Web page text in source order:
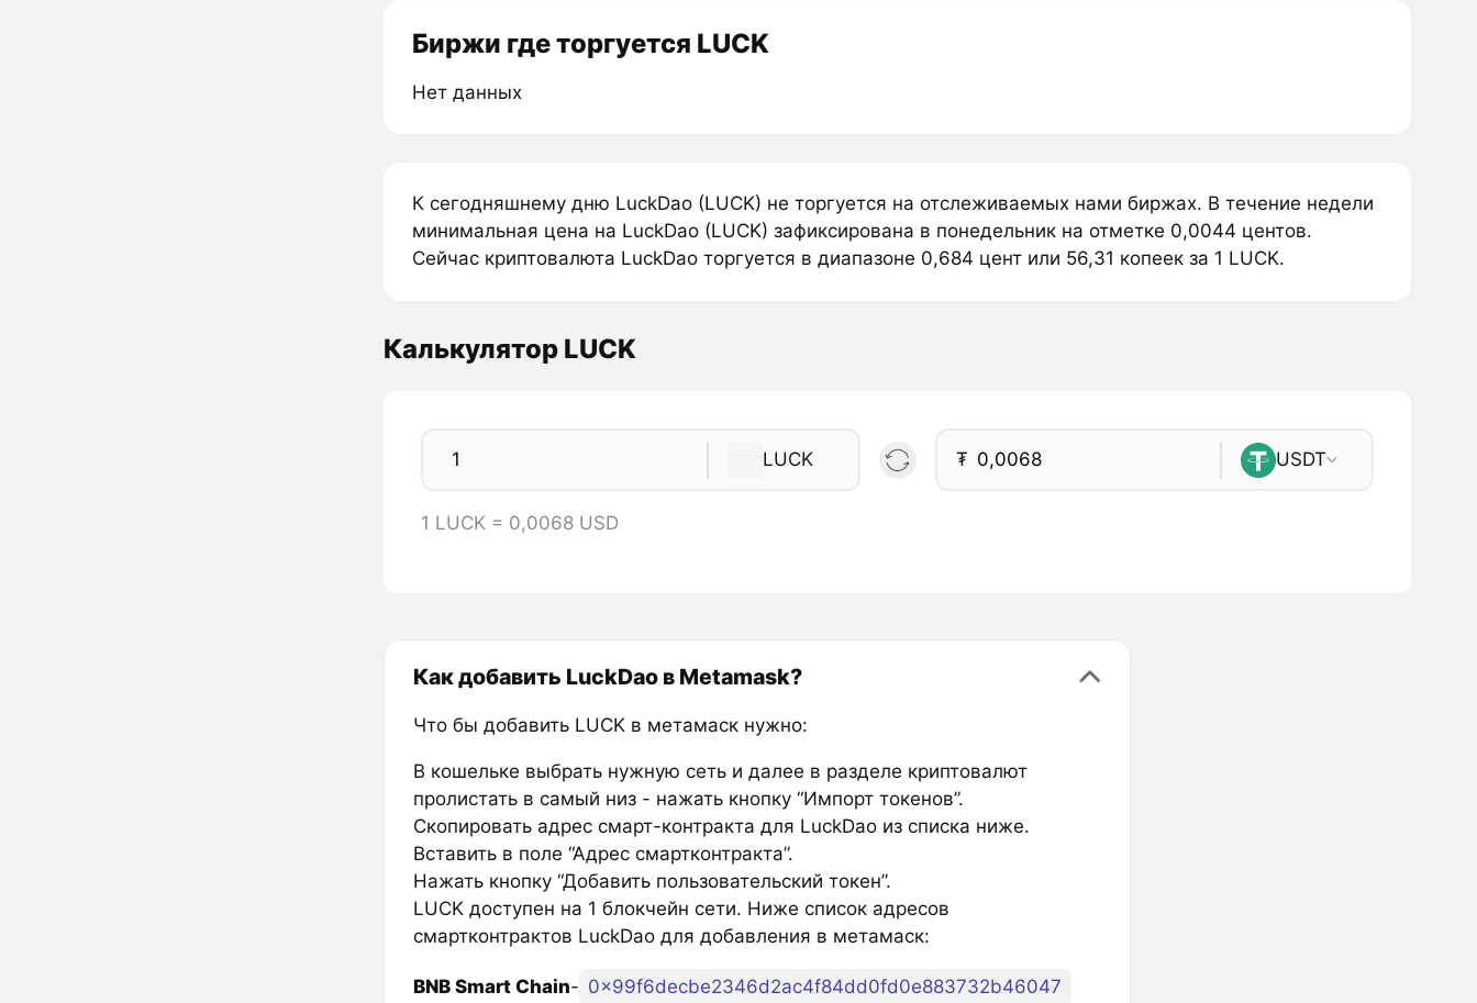
Биржи где торгуется LUCK
Нет данных
К сегодняшнему дню LuckDao (LUCK) не торгуется на отслеживаемых нами биржах. В течение недели
минимальная цена на LuckDao (LUCK) зафиксирована в понедельник на отметке 0,0044 центов.
Сейчас криптовалюта LuckDao торгуется в диапазоне 0,684 цент или 56,31 копеек за 1 LUCK.
Калькулятор LUCK
LUCK ₮ USDT
1 LUCK = 0,0068 USD
Как добавить LuckDao в Metamask?
Что бы добавить LUCK в метамаск нужно:
В кошельке выбрать нужную сеть и далее в разделе криптовалют
пролистать в самый низ - нажать кнопку “Импорт токенов”.
Скопировать адрес смарт-контракта для LuckDao из списка ниже.
Вставить в поле “Адрес смартконтракта”.
Нажать кнопку “Добавить пользовательский токен”.
LUCK доступен на 1 блокчейн сети. Ниже список адресов
смартконтрактов LuckDao для добавления в метамаск:
BNB Smart Chain- 0x99f6decbe2346d2ac4f84dd0fd0e883732b46047